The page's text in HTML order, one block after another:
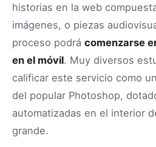
historias en la web
imágenes, o piezas
proceso podrá comenzarse
en el móvil. Muy diversos
calificar este servicio como
del popular Photoshop,
automatizadas en el interior
grande.